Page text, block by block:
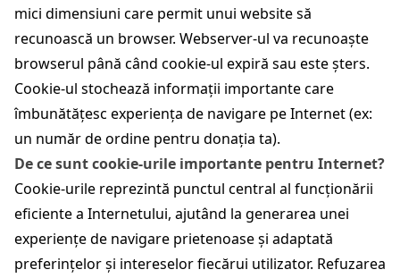
mici dimensiuni care permit unui website să
recunoască un browser. Webserver-ul va recunoaște
browserul până când cookie-ul expiră sau este șters.
Cookie-ul stochează informații importante care
îmbunătățesc experiența de navigare pe Internet (ex:
un număr de ordine pentru donația ta).
De ce sunt cookie-urile importante pentru Internet?
Cookie-urile reprezintă punctul central al funcționării
eficiente a Internetului, ajutând la generarea unei
experiențe de navigare prietenoase și adaptată
preferințelor și intereselor fiecărui utilizator. Refuzarea